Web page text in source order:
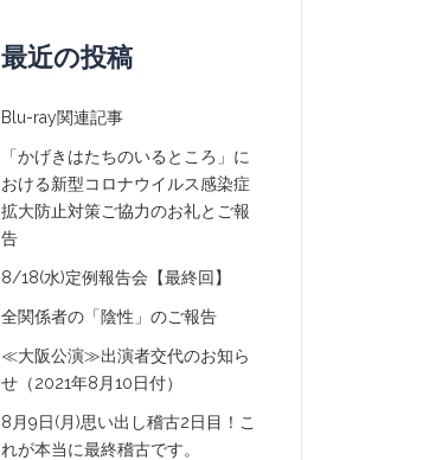
最近の投稿
Blu-ray関連記事
「かげきはたちのいるところ」に
おける新型コロナウイルス感染症
拡大防止対策ご協力のお礼とご報
告
8/18(水)定例報告会【最終回】
全関係者の「陰性」のご報告
≪大阪公演≫出演者交代のお知ら
せ（2021年8月10日付）
8月9日(月)思い出し稽古2日目！こ
れが本当に最終稽古です。